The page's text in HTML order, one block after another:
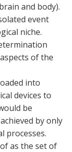
and body).
event
niche.
of the
into
devices to
be
by only
processes.
as the set of